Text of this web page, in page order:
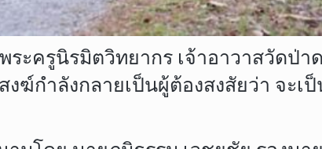
ระครูนิรมิตวิทยากร เจ้าอาวาสวัดป่
ฆ์กำลังกลายเป็นผู้ต้องสงสัยว่า จะ